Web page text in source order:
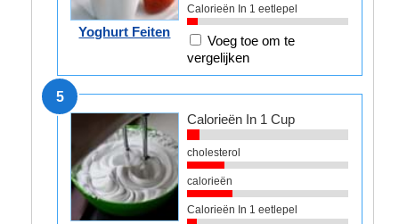
Yoghurt Feiten
Calorieën In 1 eetlepel
Voeg toe om te
vergelijken
5
Calorieën In 1 Cup
cholesterol
calorieën
Calorieën In 1 eetlepel